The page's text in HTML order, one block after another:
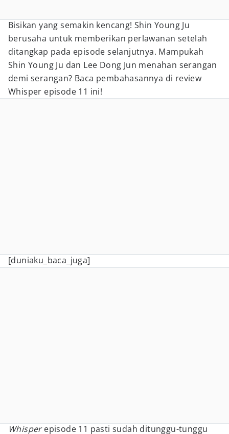
Bisikan yang semakin kencang! Shin Young Ju
berusaha untuk memberikan perlawanan setelah
ditangkap pada episode selanjutnya. Mampukah
Shin Young Ju dan Lee Dong Jun menahan serangan
demi serangan? Baca pembahasannya di review
Whisper episode 11 ini!
[duniaku_baca_juga]
Whisperepisode 11 pasti sudah ditunggu-tunggu